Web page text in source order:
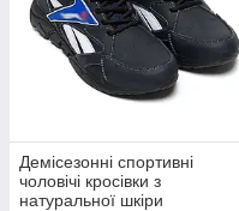
Демісезонні спортивні
чоловічі кросівки з
натуральної шкіри